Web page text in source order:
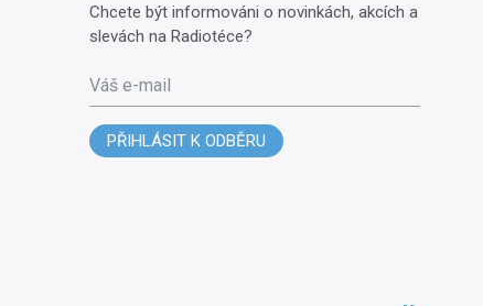
Chcete být informováni o novinkách, akcích a
slevách na Radiotéce?
Váš e-mail
PŘIHLÁSIT K ODBĚRU